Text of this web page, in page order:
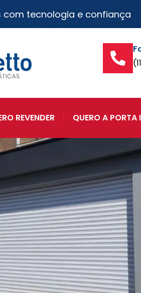
com tecnologia e confiança
REVENDER QUERO A PORTA